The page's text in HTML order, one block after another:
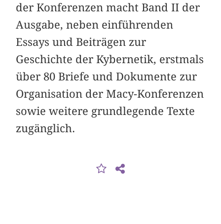
der Konferenzen macht Band II der
Ausgabe, neben einführenden
Essays und Beiträgen zur
Geschichte der Kybernetik, erstmals
über 80 Briefe und Dokumente zur
Organisation der Macy-Konferenzen
sowie weitere grundlegende Texte
zugänglich.